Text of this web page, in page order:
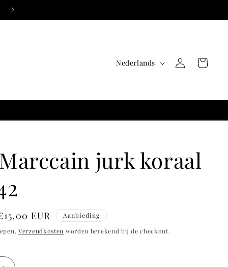
TNederlands InloggenWinkelwagen
jurk koraal
EUR
Aanbieding
Verzendkosten worden berekend bij de checkout.